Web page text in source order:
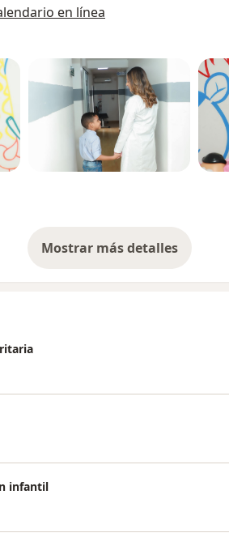
en línea
Mostrar más detalles
sobre la experiencia
infantil